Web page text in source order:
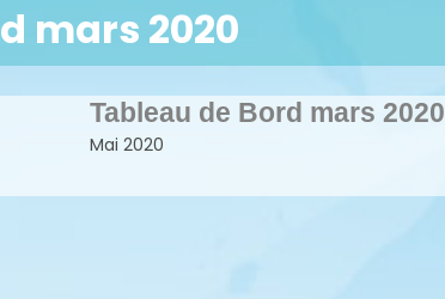
mars 2020
Tableau de Bord mars 2020
Mai 2020